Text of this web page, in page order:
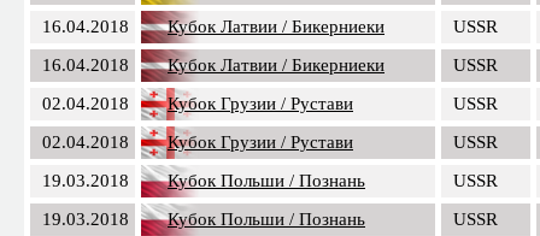
16.04.2018
Кубок Латвии / Бикерниеки
USSR
16.04.2018
Кубок Латвии / Бикерниеки
USSR
02.04.2018
Кубок Грузии / Рустави
USSR
02.04.2018
Кубок Грузии / Рустави
USSR
19.03.2018
Кубок Польши / Познань
USSR
19.03.2018
Кубок Польши / Познань
USSR